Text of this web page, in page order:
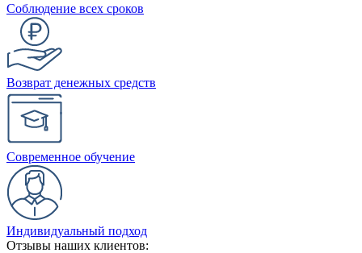
Соблюдение всех сроков
Возврат денежных средств
Современное обучение
Индивидуальный подход
Отзывы наших клиентов: